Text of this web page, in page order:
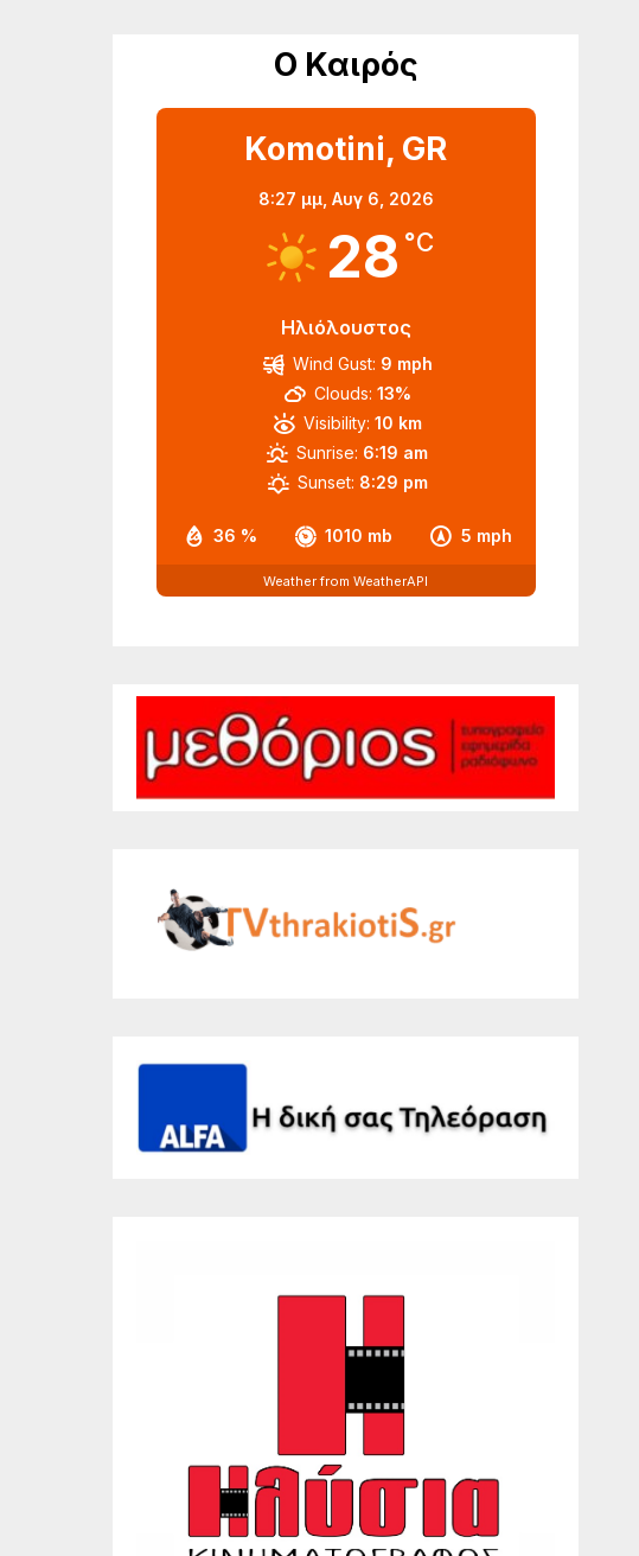
Ο Καιρός
Komotini, GR
8:27 μμ, Αυγ 6, 2026
28 °C
Ηλιόλουστος
36 % 1010 mb 5 mph
Wind Gust: 9 mph
Clouds: 13%
Visibility: 10 km
Sunrise: 6:19 am
Sunset: 8:29 pm
Weather from WeatherAPI